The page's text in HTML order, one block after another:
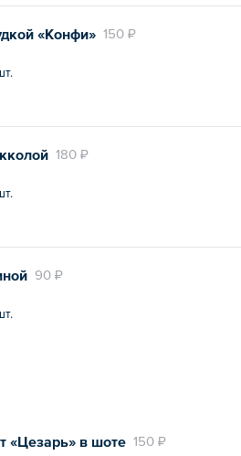
150 ₽
«Конфи»
180 ₽
90 ₽
150 ₽
«Цезарь» в шоте